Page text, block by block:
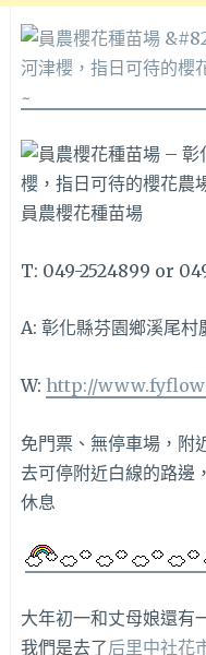
員農櫻花種苗場
T: 049-2524899 or
A: 彰化縣芬園鄉溪尾村
W: http://
免門票、無停車場，附
去可停附近白線的路邊
休息
大年初一和丈母娘還有
我們是去了后里中社花